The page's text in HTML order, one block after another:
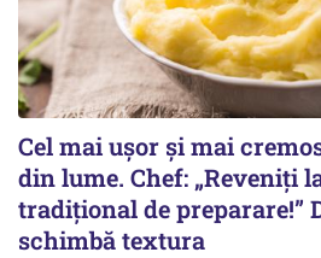
Cel mai ușor și mai
din lume. Chef: „Reveniți
tradițional de preparare!”
schimbă textura